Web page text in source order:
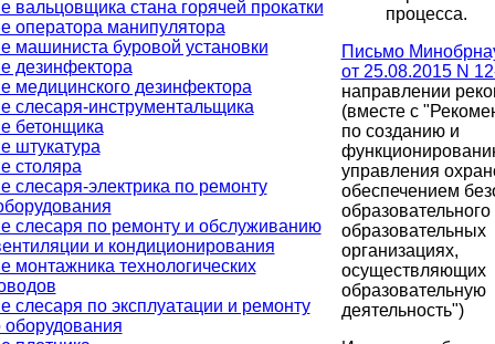
вальцовщика стана горячей прокатки
оператора манипулятора
машиниста буровой установки
дезинфектора
медицинского дезинфектора
слесаря-инструментальщика
бетонщика
штукатура
столяра
слесаря-электрика по ремонту
слесаря по ремонту и обслуживанию
и кондиционирования
монтажника технологических
слесаря по эксплуатации и ремонту
оборудования
процесса.
Письмо
от 25.08.2015 N
направлении
(вместе с
по созданию и
управления
обеспечением
образовательных
организациях,
осуществляющих
образовательную
деятельность")